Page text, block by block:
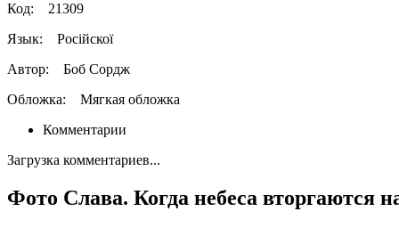
Код: 21309
Язык: Російскої
Автор:
Боб Сордж
Обложка: Мягкая обложка
Комментарии
Загрузка комментариев...
Фото Слава. Когда небеса вторгаются